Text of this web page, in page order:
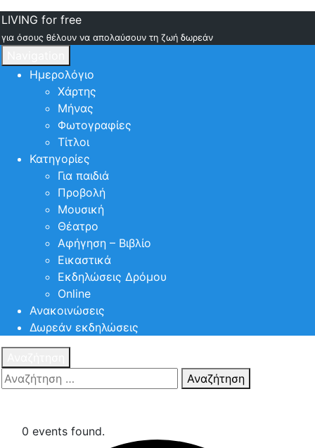
LIVING for free
για όσους θέλουν να απολαύσουν τη ζωή δωρεάν
Ημερολόγιο
Χάρτης
Μήνας
Φωτογραφίες
Τίτλοι
Κατηγορίες
Για παιδιά
Προβολή
Μουσική
Θέατρο
Αφήγηση – Βιβλίο
Εικαστικά
Εκδηλώσεις Δρόμου
Online
Ανακοινώσεις
Δωρεάν εκδηλώσεις
Αναζήτηση
0 events found.